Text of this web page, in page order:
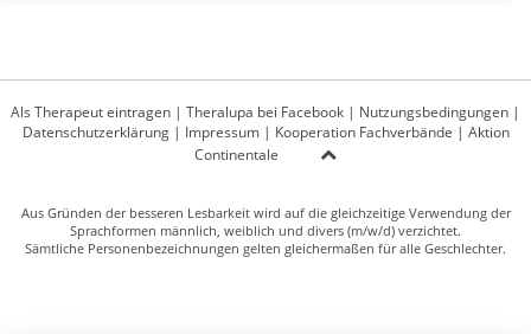
Als Therapeut eintragen | Theralupa bei Facebook | Nutzungsbedingungen |
Datenschutzerklärung| Impressum| Kooperation Fachverbände | Aktion
Continentale
Aus Gründen der besseren Lesbarkeit wird auf die gleichzeitige Verwendung der
Sprachformen männlich, weiblich und divers (m/w/d) verzichtet.
Sämtliche Personenbezeichnungen gelten gleichermaßen für alle Geschlechter.